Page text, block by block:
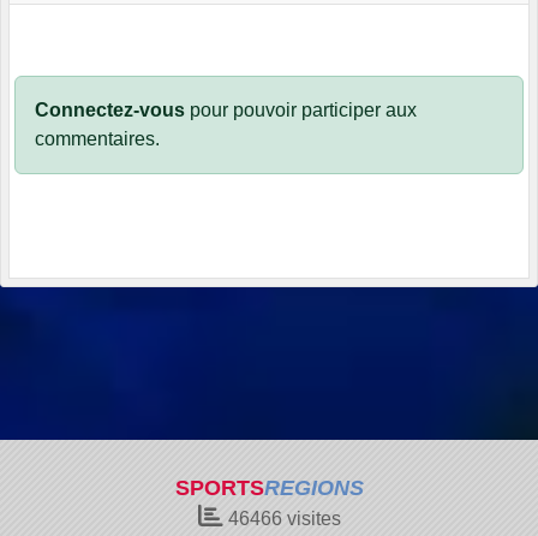
Connectez-vous pour pouvoir participer aux
commentaires.
SPORTSREGIONS
46466visites